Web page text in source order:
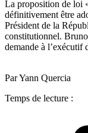
La proposition de loi
définitivement être
Président de la
constitutionnel.
demande à l’exécutif
Par Yann Quercia
Temps de lecture :